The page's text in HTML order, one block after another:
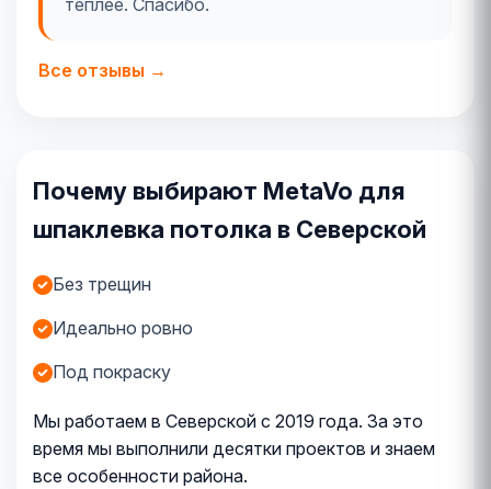
теплее. Спасибо.
Все отзывы →
Почему выбирают MetaVo для
шпаклевка потолка в Северской
Без трещин
Идеально ровно
Под покраску
Мы работаем в Северской с 2019 года. За это
время мы выполнили десятки проектов и знаем
все особенности района.